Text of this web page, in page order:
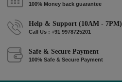
100% Money back guarantee
Help & Support (10AM - 7PM)
Call Us : +91 9978725201
Safe & Secure Payment
100% Safe & Secure Payment